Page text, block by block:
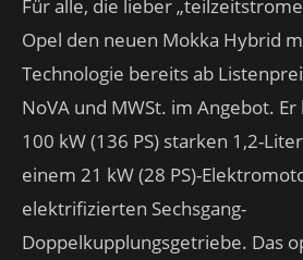
Für alle, die lieber
Opel den neuen Mokka Hybrid
Technologie bereits ab
NoVA und MWSt. im Angebot.
100 kW (136 PS) starken 1,2-
einem 21 kW (28 PS)-
elektrifizierten Sechsgang-
Doppelkupplungsgetriebe. Das